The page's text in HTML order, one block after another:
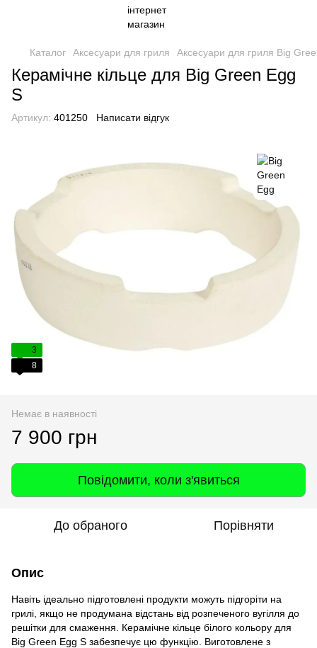
Каталог Аксесуари для гриля Аксесуари для гриля Big
Керамічне кільце для Big Green Egg
S
Артикул: 401250 Написати відгук
3
8
Немає в наявності
7 900 грн
Повідомити, коли з'явиться
До обраного Порівняти
Опис
Навіть ідеально підготовлені продукти можуть підгоріти на
грилі, якщо не продумана відстань від розпеченого вугілля до
решітки для смаження. Керамічне кільце білого кольору для
Big Green Egg S забезпечує цю функцію. Виготовлене з